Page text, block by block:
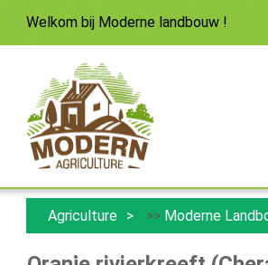
Welkom bij Moderne landbouw !
Agriculture >> Moderne